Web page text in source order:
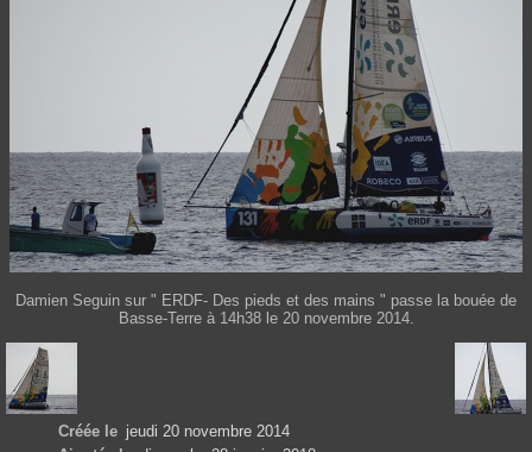
Damien Seguin sur " ERDF- Des pieds et des mains " passe la bouée de
Basse-Terre à 14h38 le 20 novembre 2014.
Créée le jeudi 20 novembre 2014